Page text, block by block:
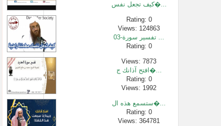
كيف تجعل نفس�...
Rating: 0
Views: 124863
03-تفسير سورة ...
Rating: 0
Views: 7873
افتح آذانك ج�...
Rating: 0
Views: 1992
ستسمع هذه ال�...
Rating: 0
Views: 364781